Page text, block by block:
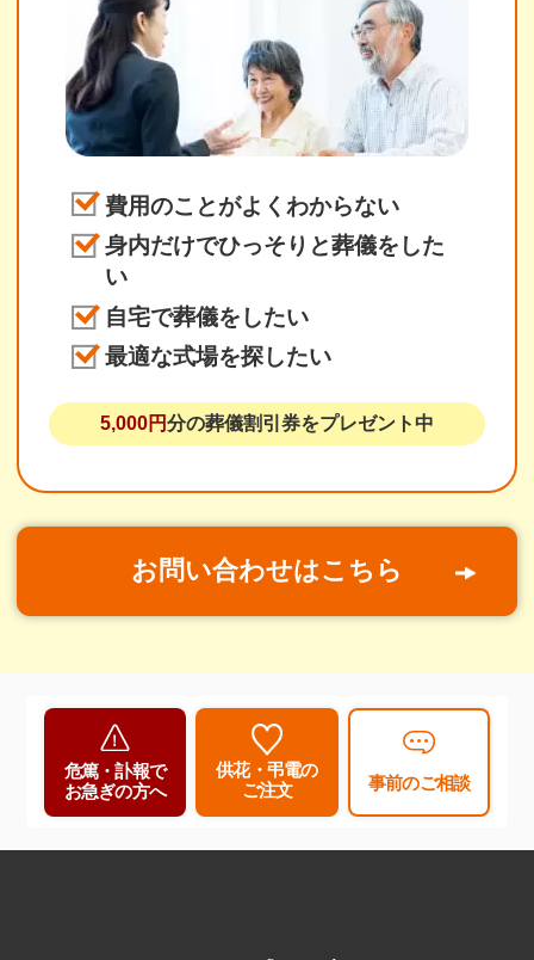
費用のことがよくわからない
身内だけでひっそりと葬儀をした
い
自宅で葬儀をしたい
最適な式場を探したい
5,000円分の葬儀割引券をプレゼント中
お問い合わせはこちら
危篤・訃報で
お急ぎの方へ
供花・弔電の
ご注文
事前のご相談